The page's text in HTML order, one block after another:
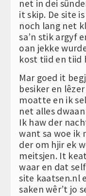
net in dei
it skip. De site
noch lang net
sa’n stik argyf
oan jekke
kost tiid en tiid
Mar goed it
besiker en
moatte en ik
net alles
Ik haw der
want sa woe ik
der om hjir ek
meitsjen. It
waar en dat
site kaatsen.nl
saken wêr’t jo